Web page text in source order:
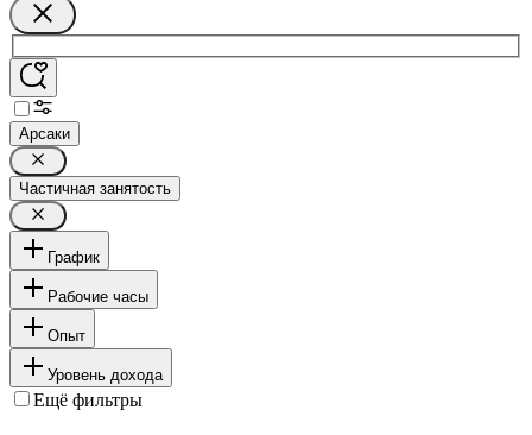
Арсаки
Частичная занятость
График
Рабочие часы
Опыт
Уровень дохода
Ещё фильтры